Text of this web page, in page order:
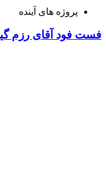
پروژه های آینده
فست فود آقای رزم